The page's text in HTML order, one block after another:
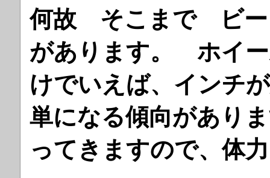
何故 そこまで ビー
があります。 ホイー
けでいえば、インチ
単になる傾向があり
ってきますので、体